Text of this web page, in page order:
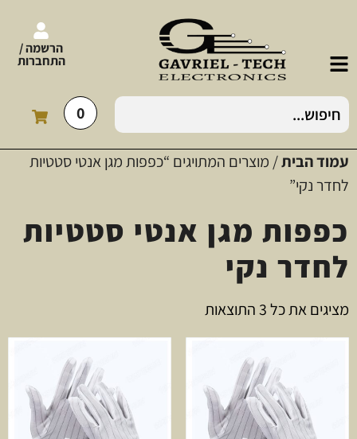
הרשמה /
התחברות
0
עמוד הבית/ מוצרים המתויגים “כפפות מגן אנטי סטטיות
לחדר נקי”
כפפות מגן אנטי סטטיות
לחדר נקי
מציגים את כל ⁦3⁩ התוצאות